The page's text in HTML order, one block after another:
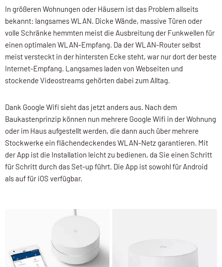
In größeren Wohnungen oder Häusern ist das Problem allseits
bekannt: langsames WLAN. Dicke Wände, massive Türen oder
volle Schränke hemmten meist die Ausbreitung der Funkwellen für
einen optimalen WLAN-Empfang. Da der WLAN-Router selbst
meist versteckt in der hintersten Ecke steht, war nur dort der beste
Internet-Empfang. Langsames laden von Webseiten und
stockende Videostreams gehörten dabei zum Alltag.
Dank Google Wifi sieht das jetzt anders aus. Nach dem
Baukastenprinzip können nun mehrere Google Wifi in der Wohnung
oder im Haus aufgestellt werden, die dann auch über mehrere
Stockwerke ein flächendeckendes WLAN-Netz garantieren. Mit
der App ist die Installation leicht zu bedienen, da Sie einen Schritt
für Schritt durch das Set-up führt. Die App ist sowohl für Android
als auf für iOS verfügbar.